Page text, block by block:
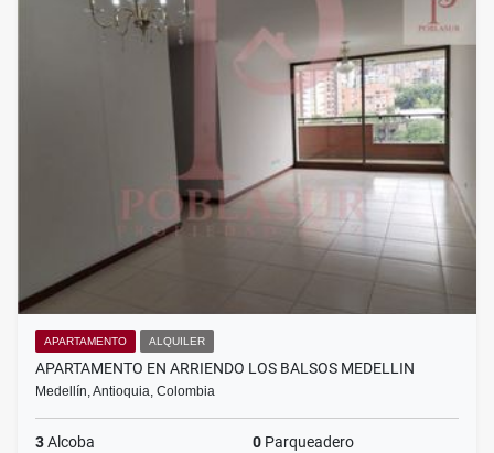
APARTAMENTO ALQUILER
APARTAMENTO EN ARRIENDO LOS BALSOS MEDELLIN
Medellín, Antioquia, Colombia
3Alcoba 0 Parqueadero